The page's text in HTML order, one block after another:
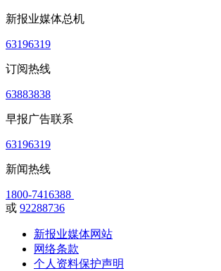
新报业媒体总机
63196319
订阅热线
63883838
早报广告联系
63196319
新闻热线
1800-7416388
或 92288736
新报业媒体网站
网络条款
个人资料保护声明